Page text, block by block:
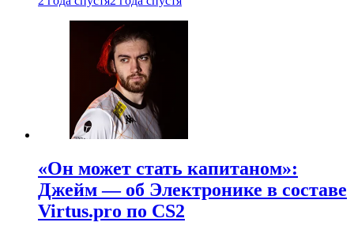
«Он может стать капитаном»:
Джейм — об Электронике в составе
Virtus.pro по CS2